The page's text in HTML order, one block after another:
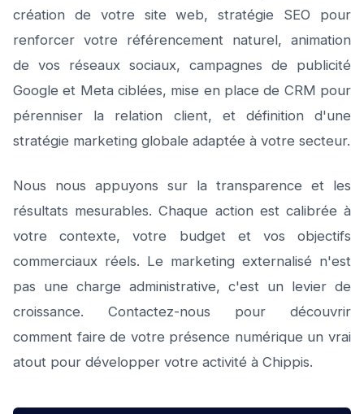
création de votre site web, stratégie SEO pour
renforcer votre référencement naturel, animation
de vos réseaux sociaux, campagnes de publicité
Google et Meta ciblées, mise en place de CRM pour
pérenniser la relation client, et définition d'une
stratégie marketing globale adaptée à votre secteur.
Nous nous appuyons sur la transparence et les
résultats mesurables. Chaque action est calibrée à
votre contexte, votre budget et vos objectifs
commerciaux réels. Le marketing externalisé n'est
pas une charge administrative, c'est un levier de
croissance. Contactez-nous pour découvrir
comment faire de votre présence numérique un vrai
atout pour développer votre activité à Chippis.